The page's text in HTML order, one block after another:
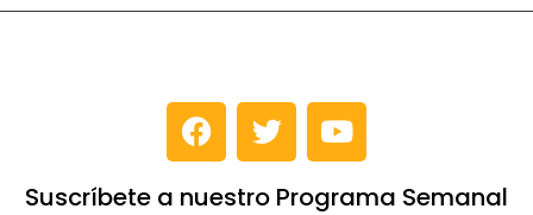
Suscríbete a nuestro Programa Semanal